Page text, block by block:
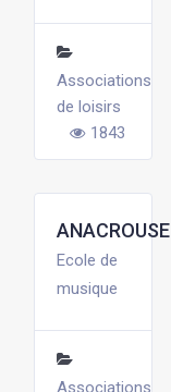
Associations
de loisirs
1843
ANACROUSE
Ecole de
musique
Associations